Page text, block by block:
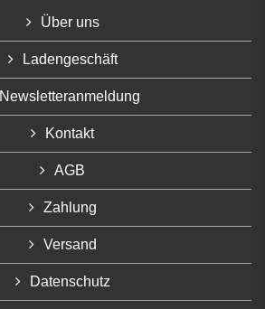
Über uns
Ladengeschäft
Newsletteranmeldung
Kontakt
AGB
Zahlung
Versand
Datenschutz